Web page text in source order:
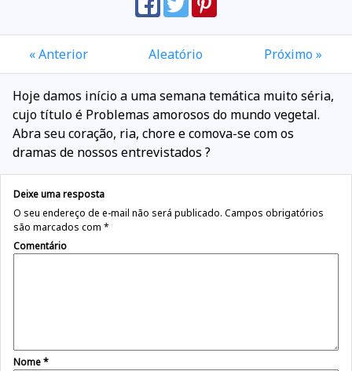
« Anterior Aleatório Próximo »
Hoje damos início a uma semana temática muito séria,
cujo título é Problemas amorosos do mundo vegetal.
Abra seu coração, ria, chore e comova-se com os
dramas de nossos entrevistados ?
Deixe uma resposta
O seu endereço de e-mail não será publicado. Campos obrigatórios
são marcados com *
Comentário
Nome*